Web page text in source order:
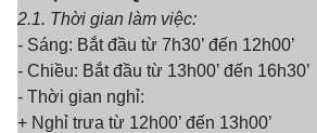
2.1. Thời gian làm việc:
- Sáng: Bắt đầu từ 7h30’ đến 12h00’
- Chiều: Bắt đầu từ 13h00’ đến 16h30’
- Thời gian nghỉ:
+ Nghỉ trưa từ 12h00’ đến 13h00’